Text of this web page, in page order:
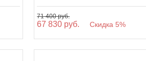
71 400 руб.
67 830 руб. Скидка 5%